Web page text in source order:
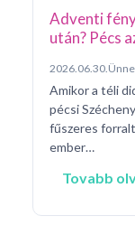
Adventi
után? Pécs
2026.06.30.
Amikor a téli
pécsi
fűszeres
ember…
Tovabb